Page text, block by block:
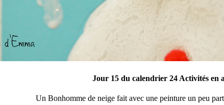
Jour 15 du calendrier 24 Activités en
Un Bonhomme de neige fait avec une peinture un peu